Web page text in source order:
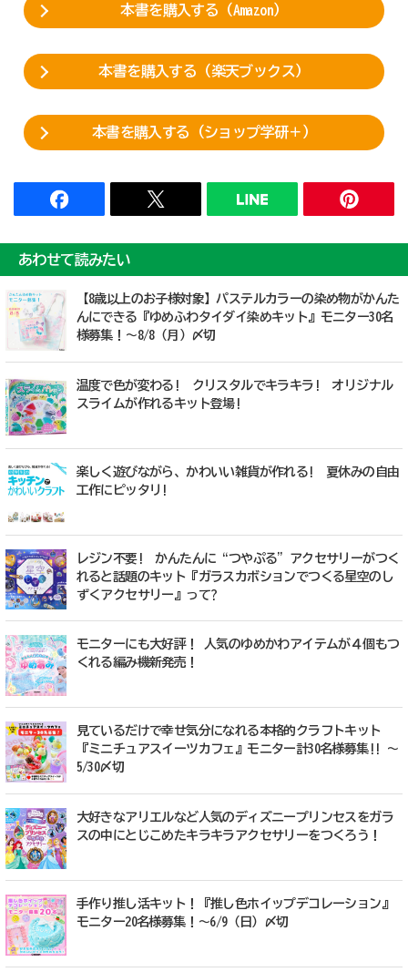
本書を購入する（Amazon）
本書を購入する（楽天ブックス）
本書を購入する（ショップ学研＋）
あわせて読みたい
【8歳以上のお子様対象】パステルカラーの染め物がかんた
んにできる『ゆめふわタイダイ染めキット』モニター30名
様募集！〜8/8（月）〆切
温度で色が変わる! クリスタルでキラキラ! オリジナル
スライムが作れるキット登場!
楽しく遊びながら、かわいい雑貨が作れる! 夏休みの自由
工作にピッタリ!
レジン不要! かんたんに“つやぷる”アクセサリーがつく
れると話題のキット『ガラスカボションでつくる星空のし
ずくアクセサリー』って?
モニターにも大好評！ 人気のゆめかわアイテムが４個もつ
くれる編み機新発売！
見ているだけで幸せ気分になれる本格的クラフトキット
『ミニチュアスイーツカフェ』モニター計30名様募集!! ～
5/30〆切
大好きなアリエルなど人気のディズニープリンセスをガラ
スの中にとじこめたキラキラアクセサリーをつくろう！
手作り推し活キット！『推し色ホイップデコレーション』
モニター20名様募集！〜6/9（日）〆切